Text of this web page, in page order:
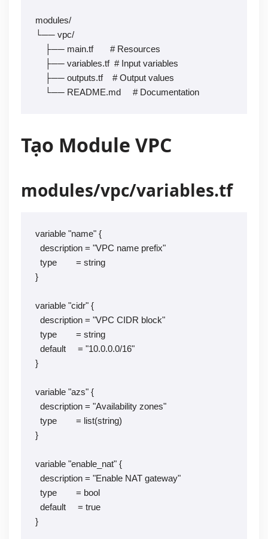
modules/
└── vpc/
    ├── main.tf       # Resources
    ├── variables.tf  # Input variables
    ├── outputs.tf    # Output values
    └── README.md     # Documentation
Tạo Module VPC
modules/vpc/variables.tf
variable "name" {
  description = "VPC name prefix"
  type        = string
}
variable "cidr" {
  description = "VPC CIDR block"
  type        = string
  default     = "10.0.0.0/16"
}
variable "azs" {
  description = "Availability zones"
  type        = list(string)
}
variable "enable_nat" {
  description = "Enable NAT gateway"
  type        = bool
  default     = true
}